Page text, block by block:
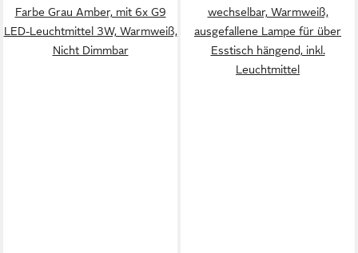
Farbe Grau Amber, mit 6x G9
LED-Leuchtmittel 3W, Warmweiß,
Nicht Dimmbar
wechselbar, Warmweiß,
ausgefallene Lampe für über
Esstisch hängend, inkl.
Leuchtmittel